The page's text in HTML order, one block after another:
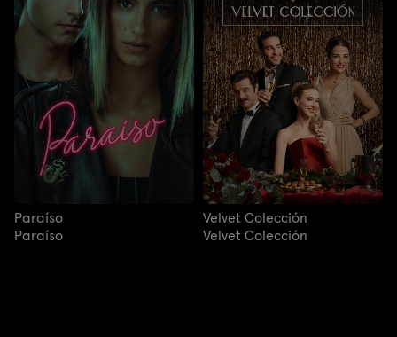
Paraíso
Paraíso
Velvet Colección
Velvet Colección